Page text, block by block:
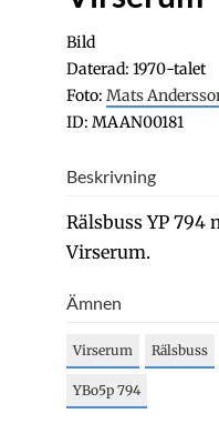
Bild
Daterad: 1970-talet
Foto: Mats
ID: MAAN00181
Beskrivning
Rälsbuss YP 794
Virserum.
Ämnen
Virserum Rälsbuss
YBo5p 794